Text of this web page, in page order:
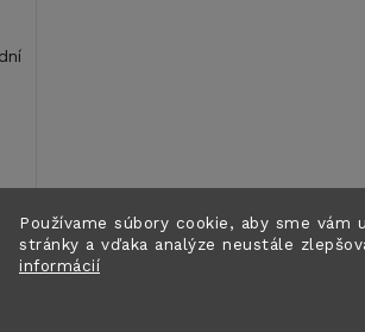
Používame súbory cookie, aby sme vám
stránky a vďaka analýze neustále
informácií